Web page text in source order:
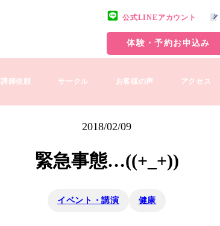
公式LINEアカウント
体験・予約お申込み
講師依頼 サークル お客様の声 アクセス
2018/02/09
緊急事態…((+_+))
イベント・講演 健康